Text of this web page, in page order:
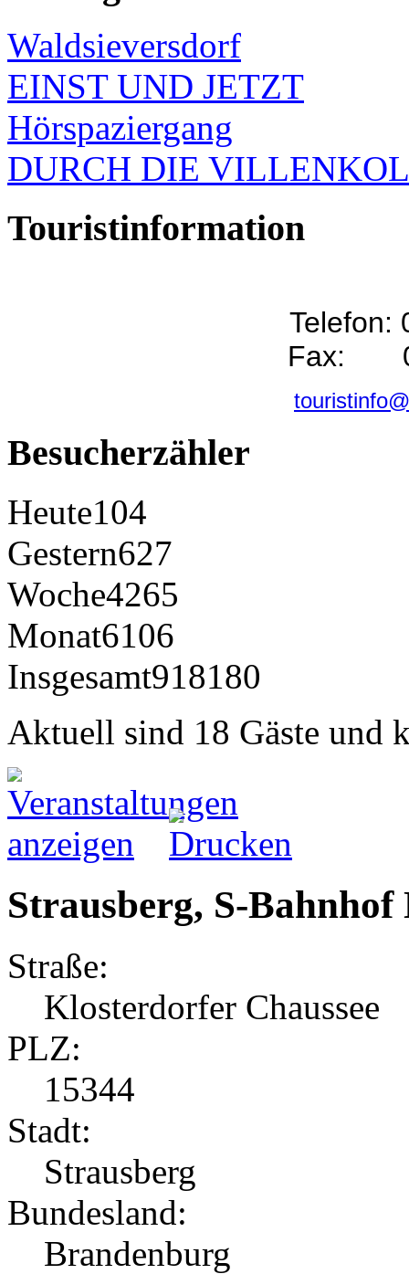
Waldsieversdorf
EINST UND JETZT
Hörspaziergang
DURCH DIE
Touristinformation
Telefon:
Fax:
Besucherzähler
Heute104
Gestern627
Woche4265
Monat6106
Insgesamt918180
Aktuell sind 18 Gäste und
Strausberg, S-
Straße:
Klosterdorfer Chaussee
PLZ:
15344
Stadt:
Strausberg
Bundesland:
Brandenburg